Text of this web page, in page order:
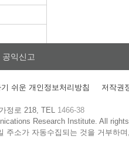
공익신고
쉬운 개인정보처리방침 저작권
정로 218, TEL 1466-38
Research Institute.All
주소가 자동수집되는 것을 거부하